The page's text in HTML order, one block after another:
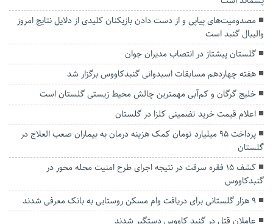
مصدومیت‌های پیاپی‌ و از دست دادن بازیکنان کلیدی از دلایل نتایج امروز
والیبال گنبد است
گلستان پیشتاز در انتصاب مدیران جوان
هفته چهاردهم مسابقات اسبدوانی گنبدکاووس برگزار شد
خلیج گرگان و کم‌آبی مهمترین چالش‌ محیط زیستی گلستان است
اعلام قیمت خرید تضمینی کلزا در گلستان
پرداخت ۹۵ میلیارد تومان کمک هزینه درمان به بیماران صعب العلاج در
گلستان
کشف ۱۵ فقره سرقت در نتیجه اجرای طرح امنیت محله محور در
گنبدکاووس
۹ هزار گلستانی برای دریافت وام مسکن روستایی به بانک معرفی شدند
عاملان قتل در گنبد کاووس دستگیر شدند